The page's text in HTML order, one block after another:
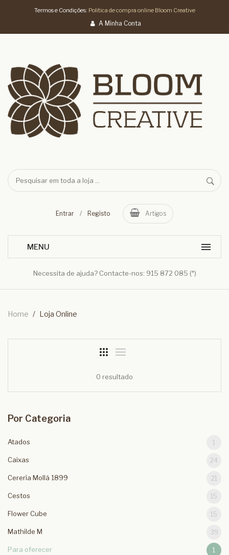
Termos e Condições: Politica de compra online Bloom Creative
A Minha Conta
Entrar / Registo Artigos
Necessita de ajuda? Contacte-nos: 915 872 085 (*)
Home / Loja Online
Por Categoria
Atados 1
Caixas 24
Cerería Mollá 1899 21
Cestos 15
Flower Cube 15
Mathilde M 39
Para oferecer 1
0 resultado